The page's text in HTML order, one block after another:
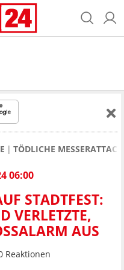
TÖDLICHE
06:00
STADTFEST:
VERLETZTE,
AUS
Reaktionen